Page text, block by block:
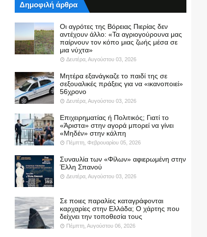
Δημοφιλή άρθρα
Οι αγρότες της Βόρειας Πιερίας δεν
αντέχουν άλλο: «Τα αγριογούρουνα μας
παίρνουν τον κόπο μιας ζωής μέσα σε
μια νύχτα»
Δευτέρα, Αυγούστου 03, 2026
Μητέρα εξανάγκαζε το παιδί της σε
σεξουαλικές πράξεις για να «ικανοποιεί»
56χρονο
Δευτέρα, Αυγούστου 03, 2026
Επιχειρηματίας ή Πολιτικός; Γιατί το
«Άριστα» στην αγορά μπορεί να γίνει
«Μηδέν» στην κάλπη
Πέμπτη, Φεβρουαρίου 05, 2026
Συναυλία των «Φίλων» αφιερωμένη στην
Έλλη Σπανού
Δευτέρα, Αυγούστου 03, 2026
Σε ποιες παραλίες καταγράφονται
καρχαρίες στην Ελλάδα; Ο χάρτης που
δείχνει την τοποθεσία τους
Πέμπτη, Αυγούστου 06, 2026